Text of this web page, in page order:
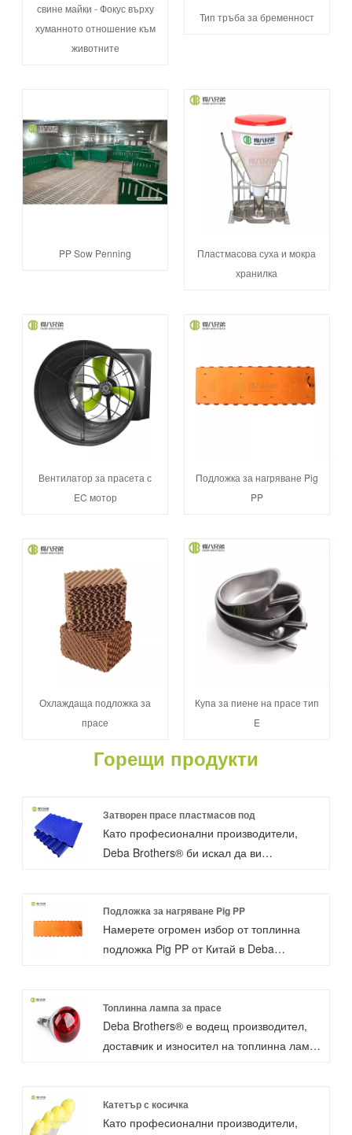
свине майки - Фокус върху
хуманното отношение към
животните
Тип тръба за бременност
PP Sow Penning
Пластмасова суха и мокра
хранилка
Вентилатор за прасета с
EC мотор
Подложка за нагряване Pig
PP
Охлаждаща подложка за
прасе
Купа за пиене на прасе тип
E
Горещи продукти
Затворен прасе пластмасов под
Като професионални производители,
Deba Brothers® би искал да ви
леко тегло, лесно разглобяване, здрави,
постоянна температура с ролята на
защита.
Подложка за нагряване Pig PP
Намерете огромен избор от топлинна
подложка Pig PP от Китай в Deba
забавяне на горенето: V0. Нов под на
отопление на добитък, степен на
забавяне на горенето на сърцевината на
подложка) за прасета, комбинирана с
хранилката за пълзене, купата за вода,
Топлинна лампа за прасе
Deba Brothers® е водещ производител,
доставчик и износител на топлинна лампа
опрасване, клетката за благосъстояние,
за да поддържа прасенцата топли и да не
Катетър с косичка
Като професионални производители,